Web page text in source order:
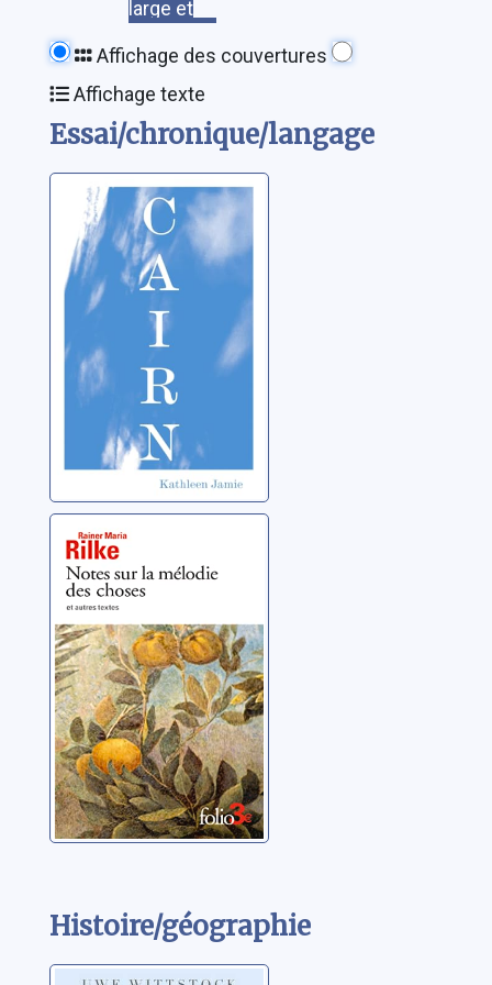
large et
Affichage des couvertures
Affichage texte
Essai/chronique/langage
Cairn
Jamie, Kathleen
Notes sur la
mélodie des
choses ; et
autres textes
Rilke, Rainer Maria
Histoire/géographie